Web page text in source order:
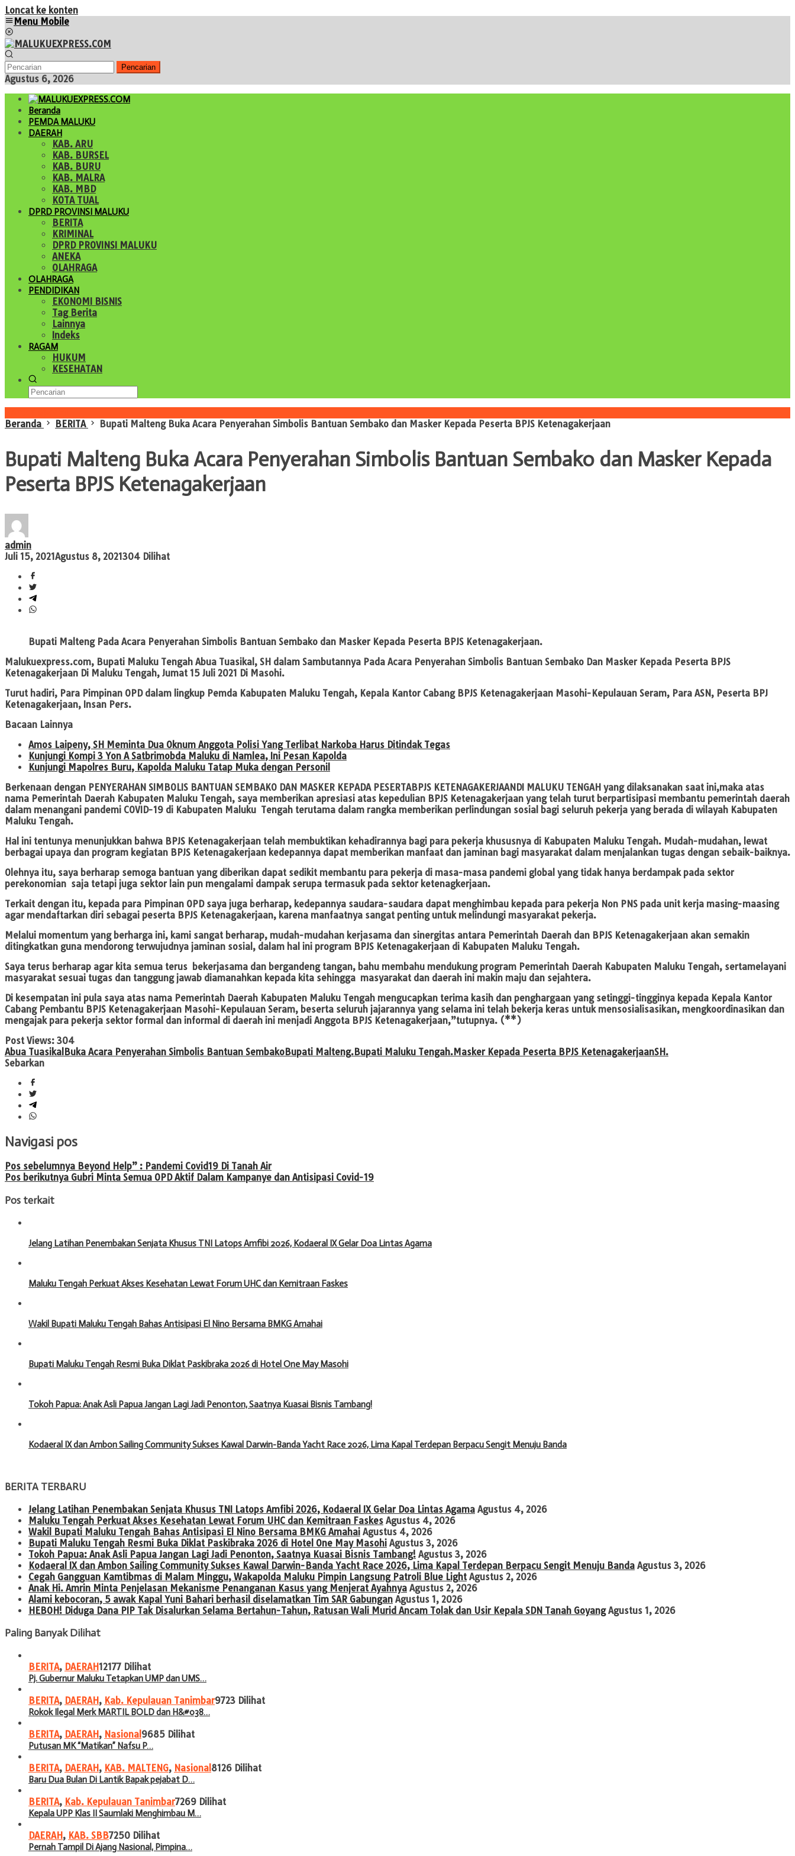
Loncat ke konten
Menu Mobile
Pencarian
Agustus 6, 2026
Beranda
PEMDA MALUKU
DAERAH
KAB. ARU
KAB. BURSEL
KAB. BURU
KAB. MALRA
KAB. MBD
KOTA TUAL
DPRD PROVINSI MALUKU
BERITA
KRIMINAL
DPRD PROVINSI MALUKU
ANEKA
OLAHRAGA
OLAHRAGA
PENDIDIKAN
EKONOMI BISNIS
Tag Berita
Lainnya
Indeks
RAGAM
HUKUM
KESEHATAN
Beranda
BERITA Bupati Malteng Buka Acara Penyerahan Simbolis Bantuan Sembako dan Masker Kepada Peserta BPJS Ketenagakerjaan
Bupati Malteng Buka Acara Penyerahan Simbolis Bantuan Sembako dan Masker Kepada
Peserta BPJS Ketenagakerjaan
admin
Juli 15, 2021Agustus 8, 2021304 Dilihat
Bupati Malteng Pada Acara Penyerahan Simbolis Bantuan Sembako dan Masker Kepada Peserta BPJS Ketenagakerjaan.
Malukuexpress.com, Bupati Maluku Tengah Abua Tuasikal, SH dalam Sambutannya Pada Acara Penyerahan Simbolis Bantuan Sembako Dan Masker Kepada Peserta BPJS
Ketenagakerjaan Di Maluku Tengah, Jumat 15 Juli 2021 Di Masohi.
Turut hadiri, Para Pimpinan OPD dalam lingkup Pemda Kabupaten Maluku Tengah, Kepala Kantor Cabang BPJS Ketenagakerjaan Masohi-Kepulauan Seram, Para ASN, Peserta BPJ
Ketenagakerjaan, Insan Pers.
Bacaan Lainnya
Amos Laipeny, SH Meminta Dua Oknum Anggota Polisi Yang Terlibat Narkoba Harus Ditindak Tegas
Kunjungi Kompi 3 Yon A Satbrimobda Maluku di Namlea, Ini Pesan Kapolda
Kunjungi Mapolres Buru, Kapolda Maluku Tatap Muka dengan Personil
Berkenaan dengan PENYERAHAN SIMBOLIS BANTUAN SEMBAKO DAN MASKER KEPADA PESERTABPJS KETENAGAKERJAANDI MALUKU TENGAH yang dilaksanakan saat ini,maka atas
nama Pemerintah Daerah Kabupaten Maluku Tengah, saya memberikan apresiasi atas kepedulian BPJS Ketenagakerjaan yang telah turut berpartisipasi membantu pemerintah daerah
dalam menangani pandemi COVID-19 di Kabupaten Maluku Tengah terutama dalam rangka memberikan perlindungan sosial bagi seluruh pekerja yang berada di wilayah Kabupaten
Maluku Tengah.
Hal ini tentunya menunjukkan bahwa BPJS Ketenagakerjaan telah membuktikan kehadirannya bagi para pekerja khususnya di Kabupaten Maluku Tengah. Mudah-mudahan, lewat
berbagai upaya dan program kegiatan BPJS Ketenagakerjaan kedepannya dapat memberikan manfaat dan jaminan bagi masyarakat dalam menjalankan tugas dengan sebaik-baiknya.
Olehnya itu, saya berharap semoga bantuan yang diberikan dapat sedikit membantu para pekerja di masa-masa pandemi global yang tidak hanya berdampak pada sektor
perekonomian saja tetapi juga sektor lain pun mengalami dampak serupa termasuk pada sektor ketenagkerjaan.
Terkait dengan itu, kepada para Pimpinan OPD saya juga berharap, kedepannya saudara-saudara dapat menghimbau kepada para pekerja Non PNS pada unit kerja masing-maasing
agar mendaftarkan diri sebagai peserta BPJS Ketenagakerjaan, karena manfaatnya sangat penting untuk melindungi masyarakat pekerja.
Melalui momentum yang berharga ini, kami sangat berharap, mudah-mudahan kerjasama dan sinergitas antara Pemerintah Daerah dan BPJS Ketenagakerjaan akan semakin
ditingkatkan guna mendorong terwujudnya jaminan sosial, dalam hal ini program BPJS Ketenagakerjaan di Kabupaten Maluku Tengah.
Saya terus berharap agar kita semua terus bekerjasama dan bergandeng tangan, bahu membahu mendukung program Pemerintah Daerah Kabupaten Maluku Tengah, sertamelayani
masyarakat sesuai tugas dan tanggung jawab diamanahkan kepada kita sehingga masyarakat dan daerah ini makin maju dan sejahtera.
Di kesempatan ini pula saya atas nama Pemerintah Daerah Kabupaten Maluku Tengah mengucapkan terima kasih dan penghargaan yang setinggi-tingginya kepada Kepala Kantor
Cabang Pembantu BPJS Ketenagakerjaan Masohi-Kepulauan Seram, beserta seluruh jajarannya yang selama ini telah bekerja keras untuk mensosialisasikan, mengkoordinasikan dan
mengajak para pekerja sektor formal dan informal di daerah ini menjadi Anggota BPJS Ketenagakerjaan,”tutupnya. (**)
Post Views: 304
Abua Tuasikal Buka Acara Penyerahan Simbolis Bantuan SembakoBupati Malteng.Bupati Maluku Tengah.Masker Kepada Peserta BPJS KetenagakerjaanSH.
Sebarkan
Navigasi pos
Pos sebelumnya Beyond Help” : Pandemi Covid19 Di Tanah Air
Pos berikutnya Gubri Minta Semua OPD Aktif Dalam Kampanye dan Antisipasi Covid-19
Pos terkait
Jelang Latihan Penembakan Senjata Khusus TNI Latops Amfibi 2026, Kodaeral IX Gelar Doa Lintas Agama
Maluku Tengah Perkuat Akses Kesehatan Lewat Forum UHC dan Kemitraan Faskes
Wakil Bupati Maluku Tengah Bahas Antisipasi El Nino Bersama BMKG Amahai
Bupati Maluku Tengah Resmi Buka Diklat Paskibraka 2026 di Hotel One May Masohi
Tokoh Papua: Anak Asli Papua Jangan Lagi Jadi Penonton, Saatnya Kuasai Bisnis Tambang!
Kodaeral IX dan Ambon Sailing Community Sukses Kawal Darwin-Banda Yacht Race 2026, Lima Kapal Terdepan Berpacu Sengit Menuju Banda
BERITA TERBARU
Jelang Latihan Penembakan Senjata Khusus TNI Latops Amfibi 2026, Kodaeral IX Gelar Doa Lintas Agama Agustus 4, 2026
Maluku Tengah Perkuat Akses Kesehatan Lewat Forum UHC dan Kemitraan Faskes Agustus 4, 2026
Wakil Bupati Maluku Tengah Bahas Antisipasi El Nino Bersama BMKG Amahai Agustus 4, 2026
Bupati Maluku Tengah Resmi Buka Diklat Paskibraka 2026 di Hotel One May Masohi Agustus 3, 2026
Tokoh Papua: Anak Asli Papua Jangan Lagi Jadi Penonton, Saatnya Kuasai Bisnis Tambang! Agustus 3, 2026
Kodaeral IX dan Ambon Sailing Community Sukses Kawal Darwin-Banda Yacht Race 2026, Lima Kapal Terdepan Berpacu Sengit Menuju Banda Agustus 3, 2026
Cegah Gangguan Kamtibmas di Malam Minggu, Wakapolda Maluku Pimpin Langsung Patroli Blue Light Agustus 2, 2026
Anak Hi. Amrin Minta Penjelasan Mekanisme Penanganan Kasus yang Menjerat Ayahnya Agustus 2, 2026
Alami kebocoran, 5 awak Kapal Yuni Bahari berhasil diselamatkan Tim SAR Gabungan Agustus 1, 2026
HEBOH! Diduga Dana PIP Tak Disalurkan Selama Bertahun-Tahun, Ratusan Wali Murid Ancam Tolak dan Usir Kepala SDN Tanah Goyang Agustus 1, 2026
Paling Banyak Dilihat
BERITA, DAERAH12177 Dilihat
Pj. Gubernur Maluku Tetapkan UMP dan UMS…
BERITA, DAERAH, Kab. Kepulauan Tanimbar9723 Dilihat
Rokok Ilegal Merk MARTIL BOLD dan H&#038…
BERITA, DAERAH, Nasional 9685 Dilihat
Putusan MK “Matikan” Nafsu P…
BERITA, DAERAH, KAB. MALTENG, Nasional 8126 Dilihat
Baru Dua Bulan Di Lantik Bapak pejabat D…
BERITA, Kab. Kepulauan Tanimbar7269 Dilihat
Kepala UPP Klas II Saumlaki Menghimbau M…
DAERAH, KAB. SBB7250 Dilihat
Pernah Tampil Di Ajang Nasional, Pimpina…